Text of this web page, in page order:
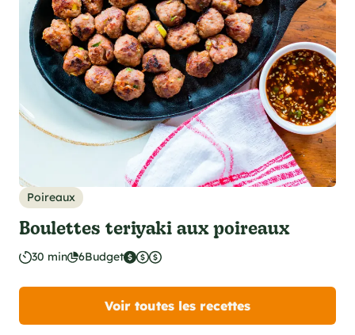
Poireaux
Boulettes teriyaki aux poireaux
30 min 6Budget
Voir toutes les recettes